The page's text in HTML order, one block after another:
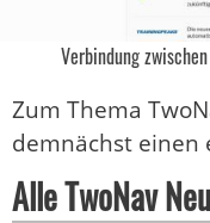
Verbindung
Zum Thema
demnächst einen
Alle TwoNav